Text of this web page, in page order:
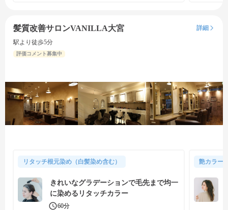
髪質改善サロンVANILLA大宮
詳細
駅より徒歩5分
評価コメント募集中
リタッチ根元染め（白髪染め含む）
きれいなグラデーションで毛先まで均一
に染めるリタッチカラー
60分
艶カラー